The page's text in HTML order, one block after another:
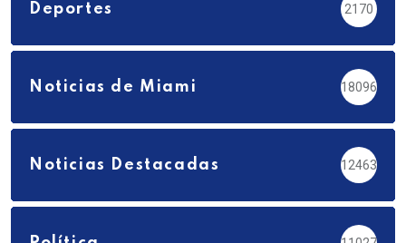
Deportes 2170
Noticias de Miami 18096
Noticias Destacadas 12463